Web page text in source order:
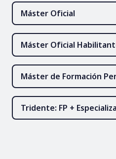
Máster Oficial
Máster Oficial
Máster de Formación
Tridente: FP +